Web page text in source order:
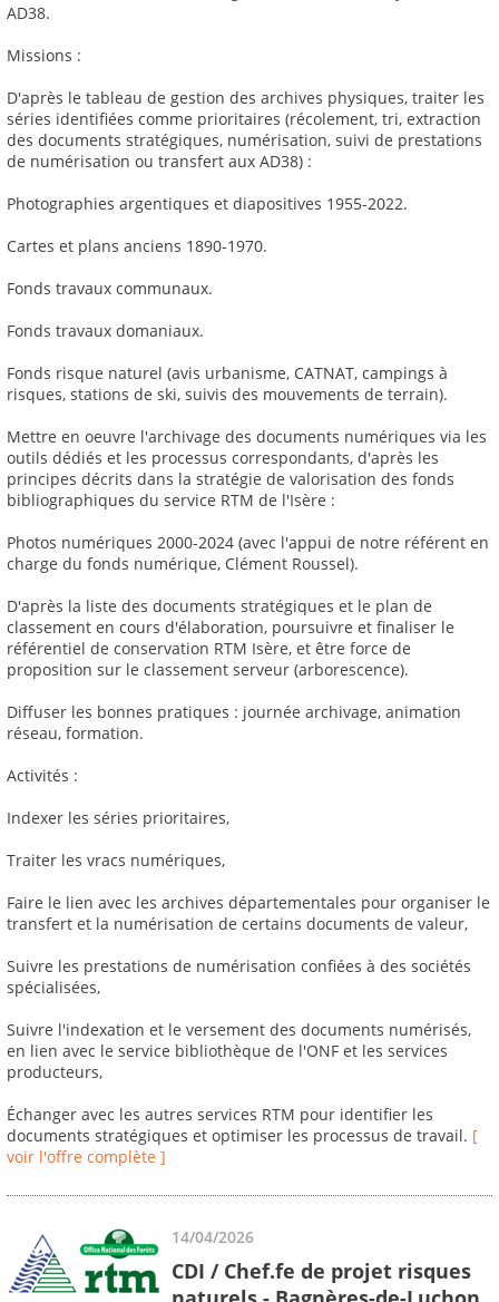
AD38.
Missions :
D'après le tableau de gestion des archives physiques, traiter les
séries identifiées comme prioritaires (récolement, tri, extraction
des documents stratégiques, numérisation, suivi de prestations
de numérisation ou transfert aux AD38) :
Photographies argentiques et diapositives 1955-2022.
Cartes et plans anciens 1890-1970.
Fonds travaux communaux.
Fonds travaux domaniaux.
Fonds risque naturel (avis urbanisme, CATNAT, campings à
risques, stations de ski, suivis des mouvements de terrain).
Mettre en oeuvre l'archivage des documents numériques via les
outils dédiés et les processus correspondants, d'après les
principes décrits dans la stratégie de valorisation des fonds
bibliographiques du service RTM de l'Isère :
Photos numériques 2000-2024 (avec l'appui de notre référent en
charge du fonds numérique, Clément Roussel).
D'après la liste des documents stratégiques et le plan de
classement en cours d'élaboration, poursuivre et finaliser le
référentiel de conservation RTM Isère, et être force de
proposition sur le classement serveur (arborescence).
Diffuser les bonnes pratiques : journée archivage, animation
réseau, formation.
Activités :
Indexer les séries prioritaires,
Traiter les vracs numériques,
Faire le lien avec les archives départementales pour organiser le
transfert et la numérisation de certains documents de valeur,
Suivre les prestations de numérisation confiées à des sociétés
spécialisées,
Suivre l'indexation et le versement des documents numérisés,
en lien avec le service bibliothèque de l'ONF et les services
producteurs,
Échanger avec les autres services RTM pour identifier les
documents stratégiques et optimiser les processus de travail. [
voir l'offre complète ]
14/04/2026
CDI / Chef.fe de projet risques